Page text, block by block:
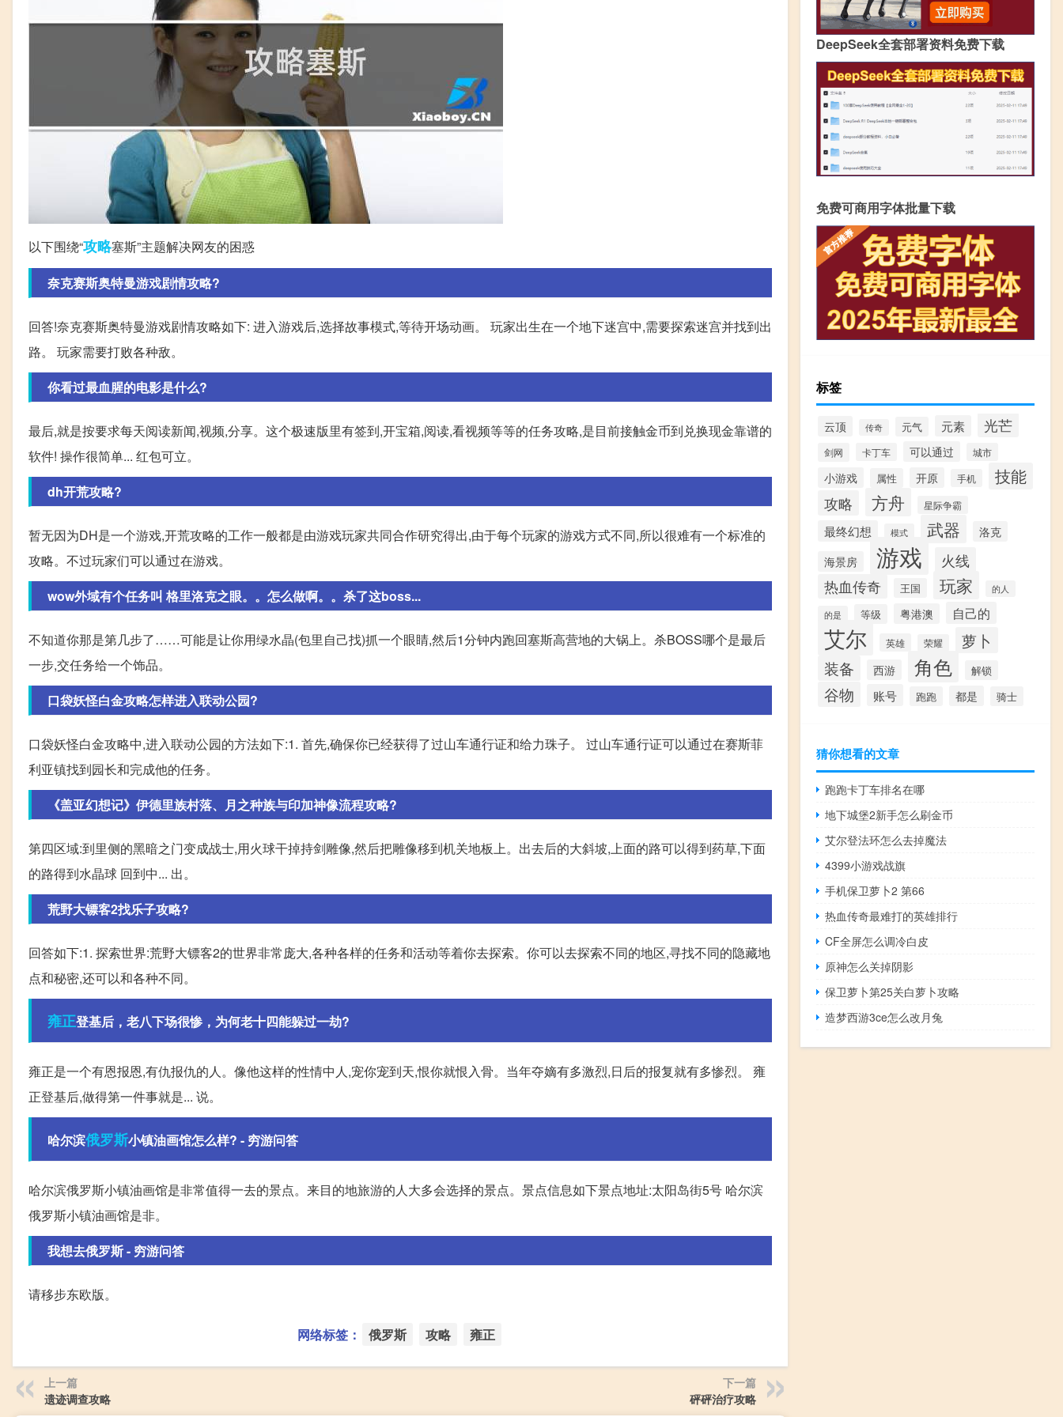
以下围绕“攻略塞斯”主题解决网友的困惑
奈克赛斯奥特曼游戏剧情攻略?
回答!奈克赛斯奥特曼游戏剧情攻略如下: 进入游戏后,选择故事模式,等待开场动画。 玩家出生在一个地下迷宫中,需要探索迷宫并找到出
路。 玩家需要打败各种敌。
你看过最血腥的电影是什么?
最后,就是按要求每天阅读新闻,视频,分享。这个极速版里有签到,开宝箱,阅读,看视频等等的任务攻略,是目前接触金币到兑换现金靠谱的
软件! 操作很简单... 红包可立。
dh开荒攻略?
暂无因为DH是一个游戏,开荒攻略的工作一般都是由游戏玩家共同合作研究得出,由于每个玩家的游戏方式不同,所以很难有一个标准的
攻略。不过玩家们可以通过在游戏。
wow外域有个任务叫 格里洛克之眼。。怎么做啊。。杀了这boss...
不知道你那是第几步了……可能是让你用绿水晶(包里自己找)抓一个眼睛,然后1分钟内跑回塞斯高营地的大锅上。杀BOSS哪个是最后
一步,交任务给一个饰品。
口袋妖怪白金攻略怎样进入联动公园?
口袋妖怪白金攻略中,进入联动公园的方法如下:1. 首先,确保你已经获得了过山车通行证和给力珠子。 过山车通行证可以通过在赛斯菲
利亚镇找到园长和完成他的任务。
《盖亚幻想记》伊德里族村落、月之种族与印加神像流程攻略?
第四区域:到里侧的黑暗之门变成战士,用火球干掉持剑雕像,然后把雕像移到机关地板上。出去后的大斜坡,上面的路可以得到药草,下面
的路得到水晶球 回到中... 出。
荒野大镖客2找乐子攻略?
回答如下:1. 探索世界:荒野大镖客2的世界非常庞大,各种各样的任务和活动等着你去探索。你可以去探索不同的地区,寻找不同的隐藏地
点和秘密,还可以和各种不同。
雍正登基后，老八下场很惨，为何老十四能躲过一劫?
雍正是一个有恩报恩,有仇报仇的人。像他这样的性情中人,宠你宠到天,恨你就恨入骨。当年夺嫡有多激烈,日后的报复就有多惨烈。 雍
正登基后,做得第一件事就是... 说。
哈尔滨俄罗斯小镇油画馆怎么样? - 穷游问答
哈尔滨俄罗斯小镇油画馆是非常值得一去的景点。来目的地旅游的人大多会选择的景点。景点信息如下景点地址:太阳岛街5号 哈尔滨
俄罗斯小镇油画馆是非。
我想去俄罗斯 - 穷游问答
请移步东欧版。
网络标签： 俄罗斯 攻略 雍正
上一篇
遗迹调查攻略
下一篇
砰砰治疗攻略
DeepSeek全套部署资料免费下载
免费可商用字体批量下载
标签
云顶 传奇 元气 元素 光芒
剑网 卡丁车 可以通过 城市
小游戏 属性 开原 手机 技能
攻略 方舟 星际争霸
最终幻想 模式 武器
洛克
海景房
游戏 火线
热血传奇 王国 玩家 的人
的是 等级 粤港澳 自己的
艾尔 英雄 荣耀 萝卜
装备 西游 角色 解锁
谷物 账号 跑跑 都是 骑士
猜你想看的文章
跑跑卡丁车排名在哪
地下城堡2新手怎么刷金币
艾尔登法环怎么去掉魔法
4399小游戏战旗
手机保卫萝卜2 第66
热血传奇最难打的英雄排行
CF全屏怎么调冷白皮
原神怎么关掉阴影
保卫萝卜第25关白萝卜攻略
造梦西游3ce怎么改月兔